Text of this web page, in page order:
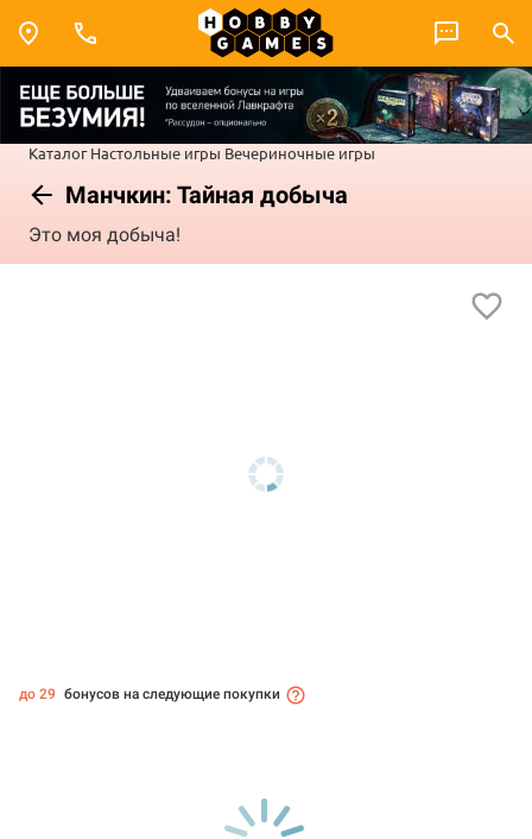
Каталог Настольные игры Вечериночные игры
Манчкин: Тайная добыча
Это моя добыча!
до 29 бонусов на следующие покупки